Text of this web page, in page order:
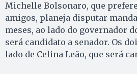
Michelle Bolsonaro, que
amigos, planeja disputar
meses, ao lado do governador
será candidato a senador. Os
lado de Celina Leão, que será